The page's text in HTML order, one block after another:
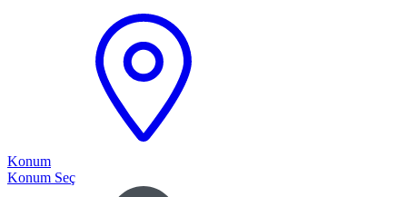
Konum
Konum Seç